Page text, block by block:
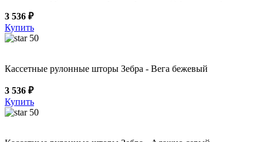
3 536 ₽
Купить
50
Кассетные рулонные шторы Зебра - Вега бежевый
3 536 ₽
Купить
50